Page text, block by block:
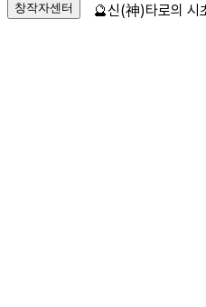
창작자센터 🔮신(神)타로의 시